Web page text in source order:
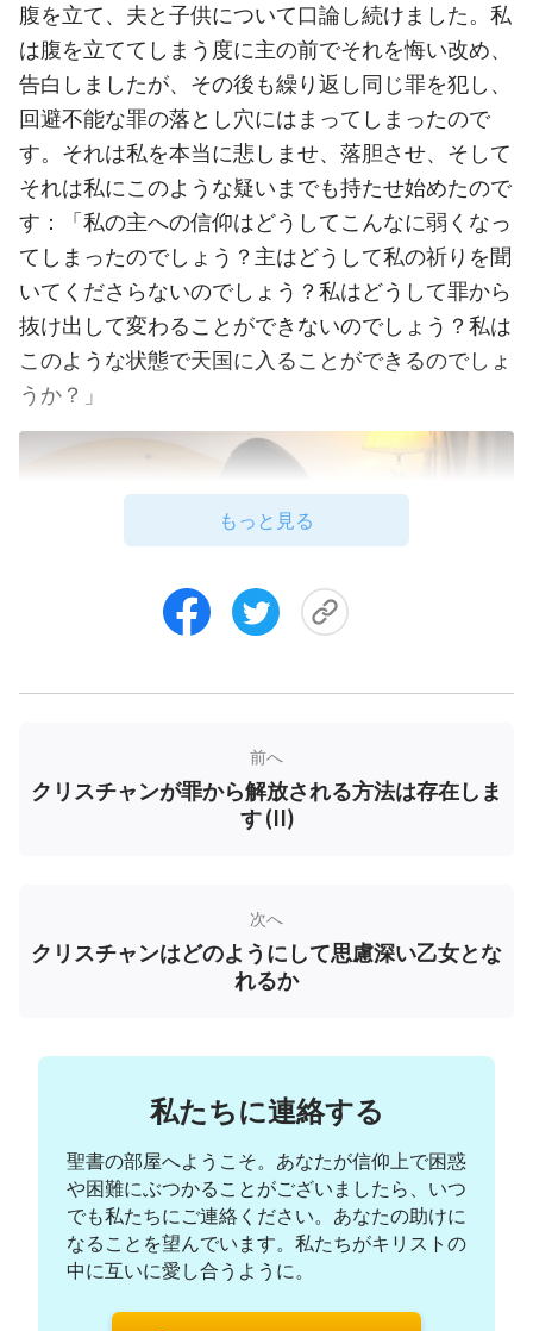
腹を立て、夫と子供について口論し続けました。私
は腹を立ててしまう度に主の前でそれを悔い改め、
告白しましたが、その後も繰り返し同じ罪を犯し、
回避不能な罪の落とし穴にはまってしまったので
す。それは私を本当に悲しませ、落胆させ、そして
それは私にこのような疑いまでも持たせ始めたので
す：「私の主への信仰はどうしてこんなに弱くなっ
てしまったのでしょう？主はどうして私の祈りを聞
いてくださらないのでしょう？私はどうして罪から
抜け出して変わることができないのでしょう？私は
このような状態で天国に入ることができるのでしょ
うか？」
私がちょうど憂鬱な気分で途方に暮れていた時で
した、私は私の母と義理の姉が世の終わりの全能神
の働きを受け入れたことを知り、母の神への信仰は
実践できるようになったと知りました。私は彼女の
成し遂げた変化にこう考えさせられました：「全能
神の働きは本当に神の働きなのかしら？そうでなか
たはずだわ。」これにより、私は世の終わりの全能
神の働きを調べる決意をしました。これを受けて、
私の義理の姉は私との交流のために全能神教会の兄
弟姉妹を招待してくれました。
集会の最中、全能神教会の張兄弟が教会が荒んだ
状態にある理由について交流してくれました：「律
法の時代後半において、神殿が荒んだ状態に陥った
理由は、一方でユダヤ人の指導者がユダヤ人を神の
もっと見る
前へ
クリスチャンが罪から解放される方法は存在しま
す (II)
次へ
クリスチャンはどのようにして思慮深い乙女とな
れるか
私たちに連絡する
聖書の部屋へようこそ。あなたが信仰上で困惑
や困難にぶつかることがございましたら、いつ
でも私たちにご連絡ください。あなたの助けに
なることを望んでいます。私たちがキリストの
中に互いに愛し合うように。